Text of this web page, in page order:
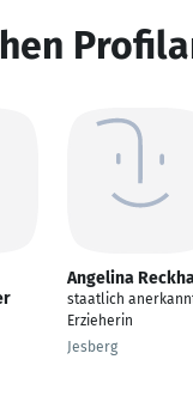
Angelina
staatlich
Erzieherin
Jesberg